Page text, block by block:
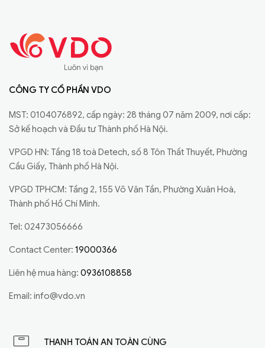
CÔNG TY CỔ PHẦN VDO
MST: 0104076892, cấp ngày: 28 tháng 07 năm 2009, nơi cấp:
Sở kế hoạch và Đầu tư Thành phố Hà Nội.
VPGD HN: Tầng 18 toà Detech, số 8 Tôn Thất Thuyết, Phường
Cầu Giấy, Thành phố Hà Nội.
VPGD TPHCM: Tầng 2, 155 Võ Văn Tần, Phường Xuân Hoà,
Thành phố Hồ Chí Minh.
Tel: 02473056666
Contact Center: 19000366
Liên hệ mua hàng: 0936108858
Email: info@vdo.vn
THANH TOÁN AN TOÀN CÙNG